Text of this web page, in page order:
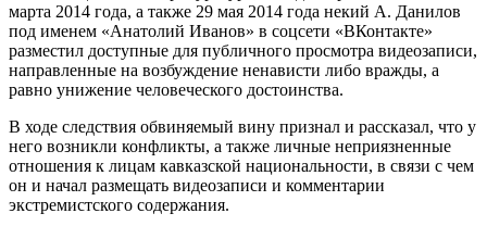
марта 2014 года, а также 29 мая 2014 года некий А. Данилов
под именем «Анатолий Иванов» в соцсети «ВКонтакте»
разместил доступные для публичного просмотра видеозаписи,
направленные на возбуждение ненависти либо вражды, а
равно унижение человеческого достоинства.
В ходе следствия обвиняемый вину признал и рассказал, что у
него возникли конфликты, а также личные неприязненные
отношения к лицам кавказской национальности, в связи с чем
он и начал размещать видеозаписи и комментарии
экстремистского содержания.